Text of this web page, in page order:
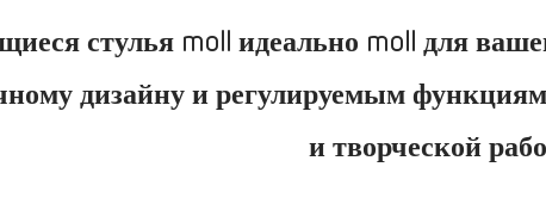
стулья moll идеально moll для
дизайну и регулируемым
и творческой